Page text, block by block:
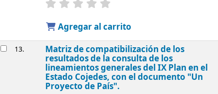
Agregar al carrito
13. Matriz de compatibilización de los
resultados de la consulta de los
lineamientos generales del IX Plan en el
Estado Cojedes, con el documento "Un
Proyecto de País".